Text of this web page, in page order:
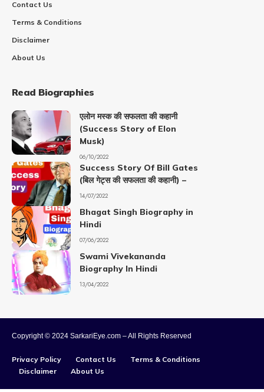
Contact Us
Terms & Conditions
Disclaimer
About Us
Read Biographies
एलोन मस्क की सफलता की कहानी
(Success Story of Elon
Musk)
06/10/2022
Success Story Of Bill Gates
(बिल गेट्स की सफलता की कहानी) –
14/07/2022
Bhagat Singh Biography in
Hindi
07/06/2022
Swami Vivekananda
Biography In Hindi
13/04/2022
Copyright © 2024 SarkariEye.com – All Rights Reserved
Privacy Policy Contact Us
Terms & Conditions
Disclaimer
About Us